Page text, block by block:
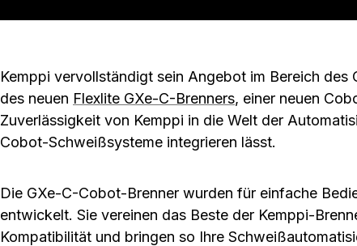
Kemppi vervollständigt sein Angebot im Bereich
des neuen Flexlite GXe-C-Brenners, einer neuen
Zuverlässigkeit von Kemppi in die Welt der
Cobot-Schweißsysteme integrieren lässt.
Die GXe-C-Cobot-Brenner wurden für einfache
entwickelt. Sie vereinen das Beste der Kemppi-
Kompatibilität und bringen so Ihre